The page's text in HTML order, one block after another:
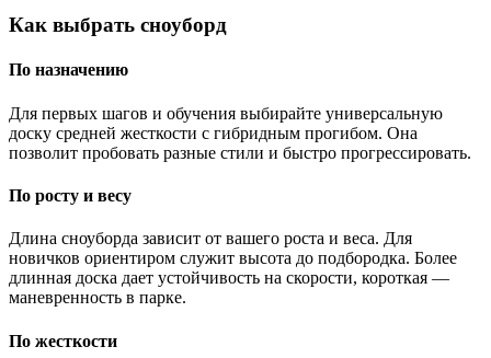
Как выбрать сноуборд
По назначению
Для первых шагов и обучения выбирайте универсальную
доску средней жесткости с гибридным прогибом. Она
позволит пробовать разные стили и быстро прогрессировать.
По росту и весу
Длина сноуборда зависит от вашего роста и веса. Для
новичков ориентиром служит высота до подбородка. Более
длинная доска дает устойчивость на скорости, короткая —
маневренность в парке.
По жесткости